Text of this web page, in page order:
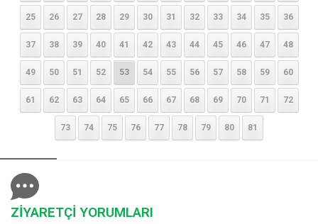
25 26 27 28 29 30 31 32 33 34 35 36
37 38 39 40 41 42 43 44 45 46 47 48
49 50 51 52 53 54 55 56 57 58 59 60
61 62 63 64 65 66 67 68 69 70 71 72
73 74 75 76 77 78 79 80 81
ZİYARETÇİ YORUMLARI